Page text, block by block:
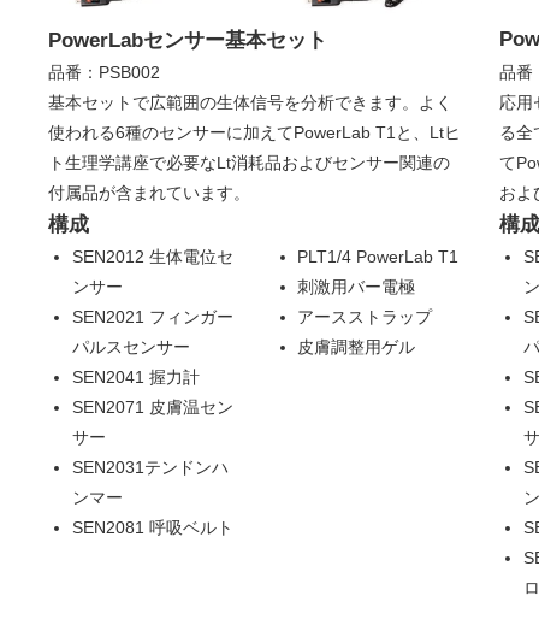
PowerLabセンサー基本セット
品番：PSB002
基本セットで広範囲の生体信号を分析できます。よく
使われる6種のセンサーに加えてPowerLab T1と、Ltヒ
ト生理学講座で必要なLt消耗品およびセンサー関連の
付属品が含まれています。
構成
品番
応用
る全
て
およ
構成
SEN2012 生体電位セ
ンサー
SEN2021 フィンガー
パルスセンサー
SEN2041 握力計
SEN2071 皮膚温セン
サー
SEN2031テンドンハ
ンマー
SEN2081 呼吸ベルト
PLT1/4 PowerLab T1
刺激用バー電極
アースストラップ
皮膚調整用ゲル